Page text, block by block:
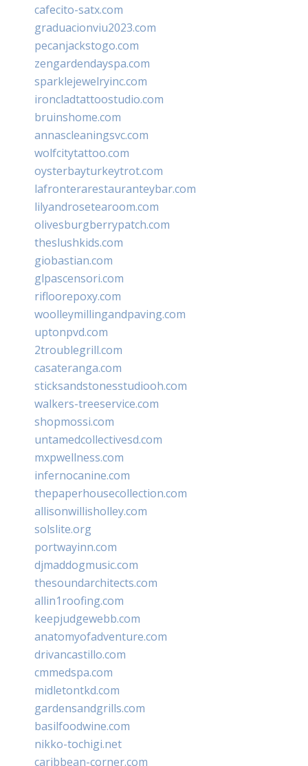
cafecito-satx.com
graduacionviu2023.com
pecanjackstogo.com
zengardendayspa.com
sparklejewelryinc.com
ironcladtattoostudio.com
bruinshome.com
annascleaningsvc.com
wolfcitytattoo.com
oysterbayturkeytrot.com
lafronterarestauranteybar.com
lilyandrosetearoom.com
olivesburgberrypatch.com
theslushkids.com
giobastian.com
glpascensori.com
rifloorepoxy.com
woolleymillingandpaving.com
uptonpvd.com
2troublegrill.com
casateranga.com
sticksandstonesstudiooh.com
walkers-treeservice.com
shopmossi.com
untamedcollectivesd.com
mxpwellness.com
infernocanine.com
thepaperhousecollection.com
allisonwillisholley.com
solslite.org
portwayinn.com
djmaddogmusic.com
thesoundarchitects.com
allin1roofing.com
keepjudgewebb.com
anatomyofadventure.com
drivancastillo.com
cmmedspa.com
midletontkd.com
gardensandgrills.com
basilfoodwine.com
nikko-tochigi.net
caribbean-corner.com